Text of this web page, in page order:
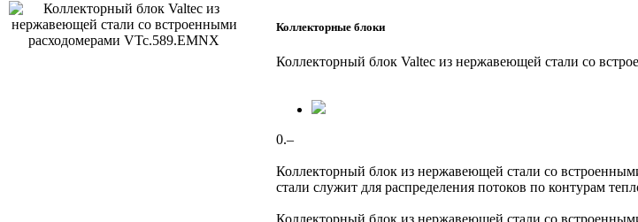
Коллекторные блоки
Коллекторный блок Valtec из нержавеющей стали со
0.–
Коллекторный блок из нержавеющей стали со
стали служит для распределения потоков по контурам